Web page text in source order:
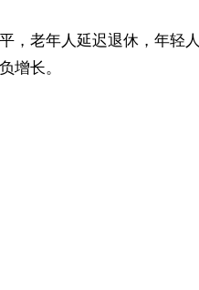
，老年人延迟退休，年轻人
增长。